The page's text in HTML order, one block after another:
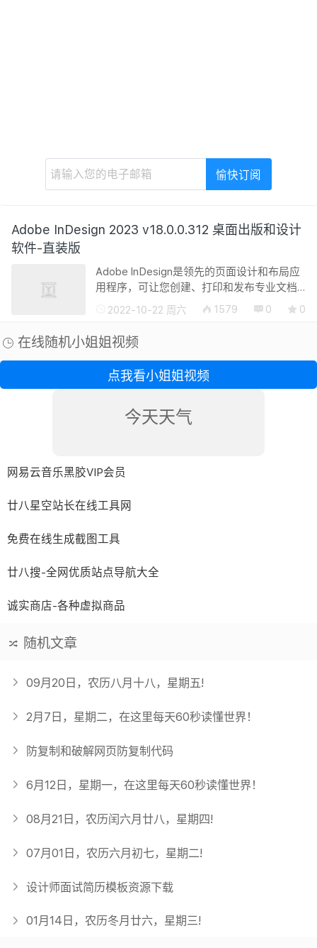
Adobe InDesign 2023 v18.0.0.312 桌面出版和设计
软件-直装版
Adobe lnDesign是领先的页面设计和布局应
用程序，可让您创建、打印和发布专业文档
和数字出版物。该程序提供了创建海报、书
籍、数字杂志、电子书、交互式 PDF 文档等
所需的所有工具。Adobe lnDesign支持...
2022-10-22 周六 1579 0 0
在线随机小姐姐视频
点我看小姐姐视频
今天天气
网易云音乐黑胶VIP会员
廿八星空站长在线工具网
免费在线生成截图工具
廿八搜-全网优质站点导航大全
诚实商店-各种虚拟商品
随机文章
09月20日，农历八月十八，星期五!
2月7日，星期二，在这里每天60秒读懂世界！
防复制和破解网页防复制代码
6月12日，星期一，在这里每天60秒读懂世界！
08月21日，农历闰六月廿八，星期四!
07月01日，农历六月初七，星期二!
设计师面试简历模板资源下载
01月14日，农历冬月廿六，星期三!